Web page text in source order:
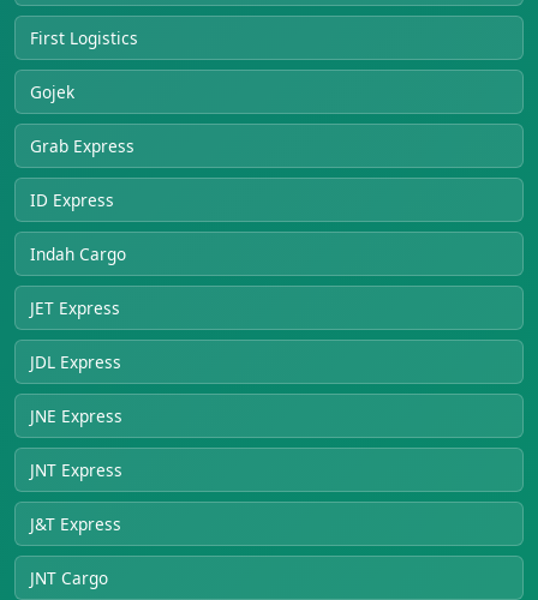
First Logistics
Gojek
Grab Express
ID Express
Indah Cargo
JET Express
JDL Express
JNE Express
JNT Express
J&T Express
JNT Cargo